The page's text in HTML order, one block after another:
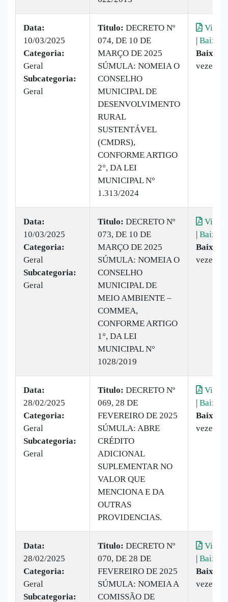
Data:
10/03/2025
Categoria:
Geral
Subcategoria:
Geral
Titulo: DECRETO Nº
074, DE 10 DE
MARÇO DE 2025
SÚMULA: NOMEIA O
CONSELHO
MUNICIPAL DE
DESENVOLVIMENTO
RURAL
SUSTENTÁVEL
(CMDRS),
CONFORME ARTIGO
2°, DA LEI
MUNICIPAL N°
1.313/2024
| Baixar
vezes
Data:
10/03/2025
Categoria:
Geral
Subcategoria:
Geral
Titulo: DECRETO Nº
073, DE 10 DE
MARÇO DE 2025
SÚMULA: NOMEIA O
CONSELHO
MUNICIPAL DE
MEIO AMBIENTE –
COMMEA,
CONFORME ARTIGO
1°, DA LEI
MUNICIPAL N°
1028/2019
| Baixar
vezes
Data:
28/02/2025
Categoria:
Geral
Subcategoria:
Geral
Titulo: DECRETO Nº
069, 28 DE
FEVEREIRO DE 2025
SÚMULA: ABRE
CRÉDITO
ADICIONAL
SUPLEMENTAR NO
VALOR QUE
MENCIONA E DA
OUTRAS
PROVIDENCIAS.
| Baixar
vezes
Data:
28/02/2025
Categoria:
Geral
Subcategoria:
Titulo: DECRETO Nº
070, DE 28 DE
FEVEREIRO DE 2025
SÚMULA: NOMEIA A
COMISSÃO DE
| Baixar
vezes